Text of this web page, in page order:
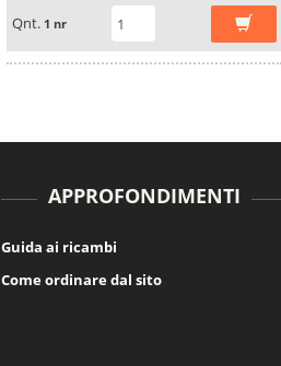
Qnt. 1 nr
APPROFONDIMENTI
Guida ai ricambi
Come ordinare dal sito